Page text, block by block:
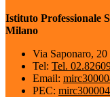
Istituto Professionale
Milano
Via Saponaro,
Tel: Tel.
Email:
PEC: